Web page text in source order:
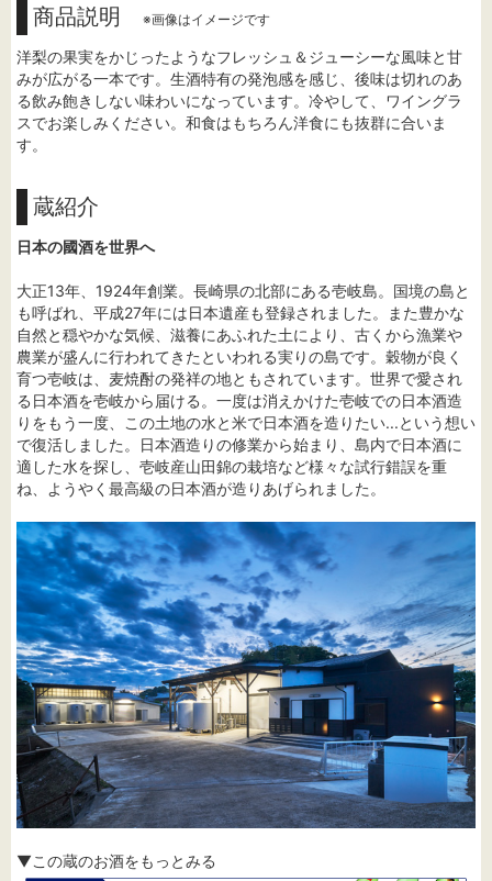
商品説明 ※画像はイメージです
洋梨の果実をかじったようなフレッシュ＆ジューシーな風味と甘
みが広がる一本です。生酒特有の発泡感を感じ、後味は切れのあ
る飲み飽きしない味わいになっています。冷やして、ワイングラ
スでお楽しみください。和食はもちろん洋食にも抜群に合いま
す。
蔵紹介
日本の國酒を世界へ
大正13年、1924年創業。長崎県の北部にある壱岐島。国境の島と
も呼ばれ、平成27年には日本遺産も登録されました。また豊かな
自然と穏やかな気候、滋養にあふれた土により、古くから漁業や
農業が盛んに行われてきたといわれる実りの島です。穀物が良く
育つ壱岐は、麦焼酎の発祥の地ともされています。世界で愛され
る日本酒を壱岐から届ける。一度は消えかけた壱岐での日本酒造
りをもう一度、この土地の水と米で日本酒を造りたい...という想い
で復活しました。日本酒造りの修業から始まり、島内で日本酒に
適した水を探し、壱岐産山田錦の栽培など様々な試行錯誤を重
ね、ようやく最高級の日本酒が造りあげられました。
▼この蔵のお酒をもっとみる